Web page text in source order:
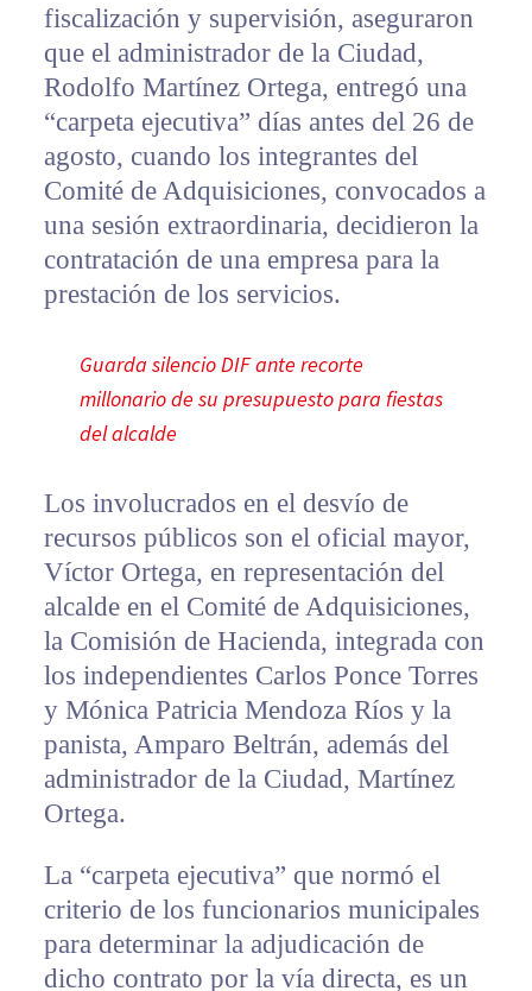
fiscalización y supervisión, aseguraron
que el administrador de la Ciudad,
Rodolfo Martínez Ortega, entregó una
“carpeta ejecutiva” días antes del 26 de
agosto, cuando los integrantes del
Comité de Adquisiciones, convocados a
una sesión extraordinaria, decidieron la
contratación de una empresa para la
prestación de los servicios.
Guarda silencio DIF ante recorte
millonario de su presupuesto para fiestas
del alcalde
Los involucrados en el desvío de
recursos públicos son el oficial mayor,
Víctor Ortega, en representación del
alcalde en el Comité de Adquisiciones,
la Comisión de Hacienda, integrada con
los independientes Carlos Ponce Torres
y Mónica Patricia Mendoza Ríos y la
panista, Amparo Beltrán, además del
administrador de la Ciudad, Martínez
Ortega.
La “carpeta ejecutiva” que normó el
criterio de los funcionarios municipales
para determinar la adjudicación de
dicho contrato por la vía directa, es un